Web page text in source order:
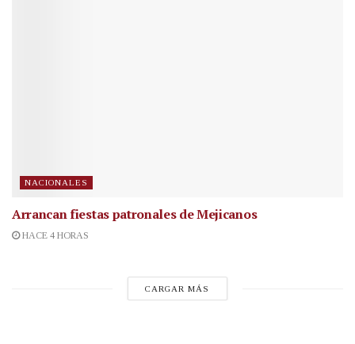
NACIONALES
Arrancan fiestas patronales de Mejicanos
HACE 4 HORAS
CARGAR MÁS